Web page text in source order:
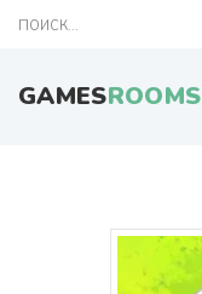
GAMESROOMS